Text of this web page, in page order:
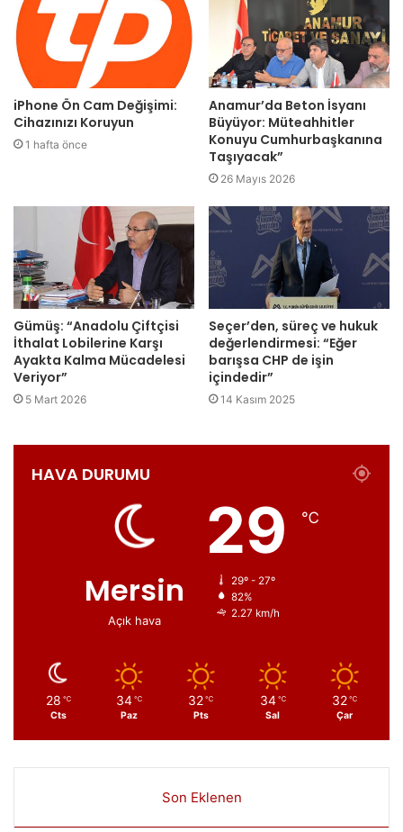
iPhone Ön Cam Değişimi:
Cihazınızı Koruyun
1 hafta önce
Anamur’da Beton İsyanı
Büyüyor: Müteahhitler
Konuyu Cumhurbaşkanına
Taşıyacak”
26 Mayıs 2026
Gümüş: “Anadolu Çiftçisi
İthalat Lobilerine Karşı
Ayakta Kalma Mücadelesi
Veriyor”
5 Mart 2026
Seçer’den, süreç ve hukuk
değerlendirmesi: “Eğer
barışsa CHP de işin
içindedir”
14 Kasım 2025
HAVA DURUMU
Mersin
Açık hava
29 ℃
29º - 27º
82%
2.27 km/h
28 ℃
Cts
34 ℃
Paz
32 ℃
Pts
34 ℃
Sal
32 ℃
Çar
Son Eklenen